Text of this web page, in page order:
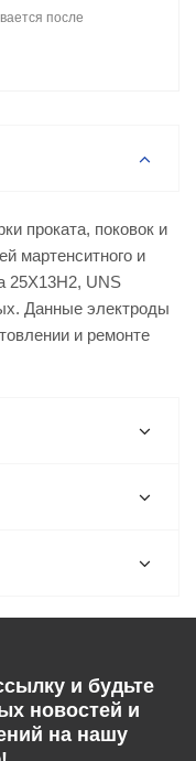
после
проката, поковок и
мартенситного и
25Х13Н2, UNS
Данные электроды
и ремонте
и будьте
новостей и
на нашу